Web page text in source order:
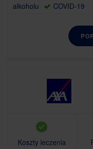
alkoholu
COVID-19
Koszty leczenia